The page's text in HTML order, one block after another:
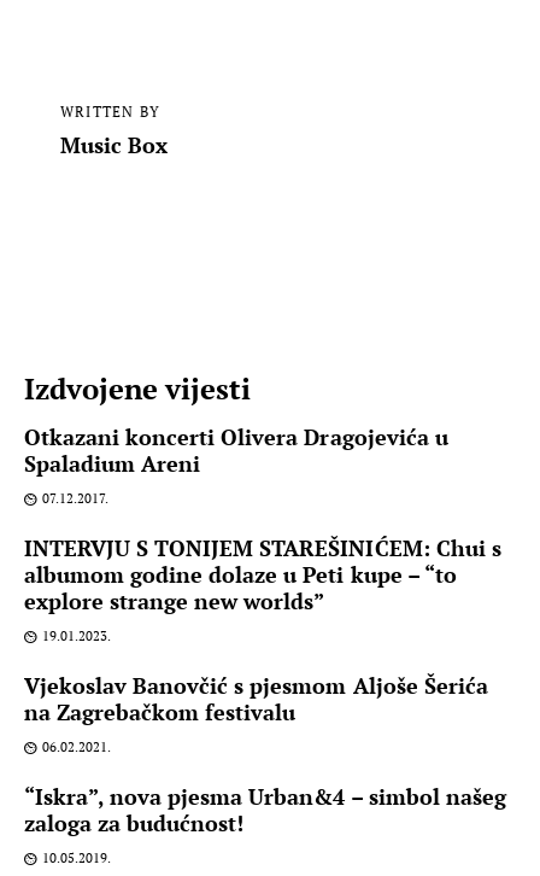
WRITTEN BY
Music Box
Izdvojene vijesti
Otkazani koncerti Olivera Dragojevića u
Spaladium Areni
07.12.2017.
INTERVJU S TONIJEM STAREŠINIĆEM: Chui s
albumom godine dolaze u Peti kupe – “to
explore strange new worlds”
19.01.2023.
Vjekoslav Banovčić s pjesmom Aljoše Šerića
na Zagrebačkom festivalu
06.02.2021.
“Iskra”, nova pjesma Urban&4 – simbol našeg
zaloga za budućnost!
10.05.2019.